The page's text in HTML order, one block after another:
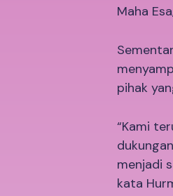
Maha
pihak
“Kami
menjadi
kata